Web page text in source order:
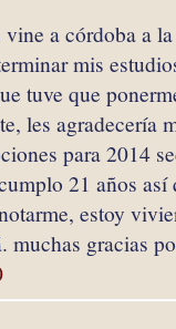
a córdoba a
mis
tuve que
les agradecería
para 2014
21 años así
estoy
muchas gracias